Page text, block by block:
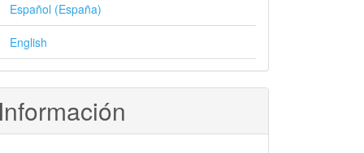
Español (España)
English